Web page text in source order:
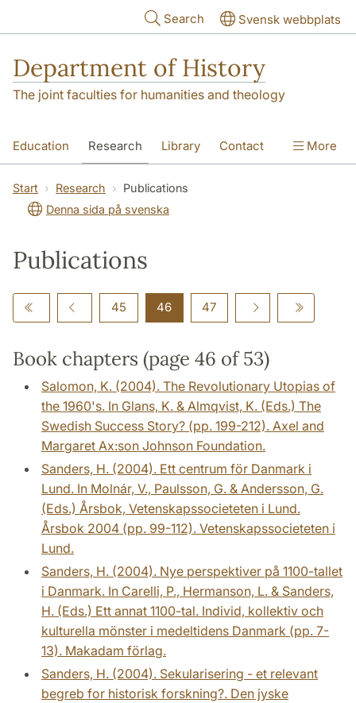
Search Svensk webbplats
Department of History
The joint faculties for humanities and theology
Education Research Library Contact
About the Department
More
Start Research
Publications
Denna sida på svenska
Publications
45 46 47
Book chapters (page 46 of 53)
Salomon, K. (2004). The Revolutionary Utopias of
the 1960's. In Glans, K. & Almqvist, K. (Eds.) The
Swedish Success Story? (pp. 199-212). Axel and
Margaret Ax:son Johnson Foundation.
Sanders, H. (2004). Ett centrum för Danmark i
Lund. In Molnár, V., Paulsson, G. & Andersson, G.
(Eds.) Årsbok, Vetenskapssocieteten i Lund.
Årsbok 2004 (pp. 99-112). Vetenskapssocieteten i
Lund.
Sanders, H. (2004). Nye perspektiver på 1100-tallet
i Danmark. In Carelli, P., Hermanson, L. & Sanders,
H. (Eds.) Ett annat 1100-tal. Individ, kollektiv och
kulturella mönster i medeltidens Danmark (pp. 7-
13). Makadam förlag.
Sanders, H. (2004). Sekularisering - et relevant
begreb for historisk forskning?. Den jyske